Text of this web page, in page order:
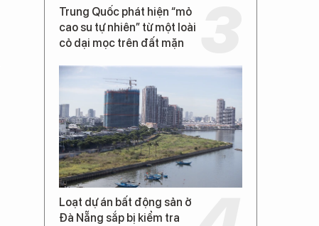
Trung Quốc phát hiện “mỏ
cao su tự nhiên” từ một loài
cỏ dại mọc trên đất mặn
Loạt dự án bất động sản ở
Đà Nẵng sắp bị kiểm tra